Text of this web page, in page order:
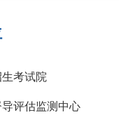
考试院
评估监测中心